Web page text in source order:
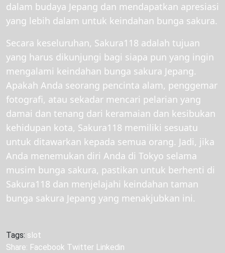
dalam budaya Jepang dan mendapatkan apresiasi
yang lebih dalam untuk keindahan bunga sakura.
Secara keseluruhan, Sakura118 adalah tujuan
yang harus dikunjungi bagi siapa pun yang ingin
mengalami keindahan bunga sakura Jepang.
Apakah Anda seorang pencinta alam, penggemar
fotografi, atau sekadar mencari pelarian yang
damai dan tenang dari keramaian dan kesibukan
kehidupan kota, Sakura118 memiliki sesuatu
untuk ditawarkan kepada semua orang. Jadi, jika
Anda menemukan diri Anda di Tokyo selama
musim bunga sakura, pastikan untuk berhenti di
Sakura118 dan menjelajahi keindahan taman
bunga sakura Jepang yang menakjubkan ini.
Tags: slot
Share: Facebook Twitter Linkedin